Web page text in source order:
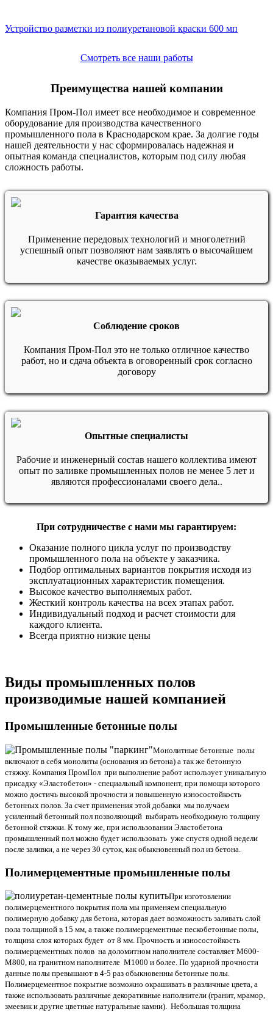
Устройство разметки из полиуретановой краски 600 мп
Смотреть все наши работы
Преимущества нашей компании
Компания Пром-Пол имеет все необходимое и современное
оборудование для производства качественного
промышленного пола в Краснодарском крае. За долгие годы
нашей деятельности у нас сформировалась надежная и
опытная команда специалистов, которым под силу любая
сложность работы.
Гарантия качества
Применение передовых технологий и многолетний
успешный опыт позволяют нам заявлять о высочайшем
качестве оказываемых услуг.
Соблюдение сроков
Компания Пром-Пол это не только отличное качество
работ, но и сдача объекта в оговоренный срок согласно
договору
Опытные специалисты
Рабочие и инженерный состав нашего коллектива имеют
опыт по заливке промышленных полов не менее 5 лет и
являются профессионалами своего дела..
При сотрудничестве с нами мы гарантируем:
Оказание полного цикла услуг по производству
промышленного пола на объекте у заказчика.
Подбор оптимальных вариантов покрытия исходя из
эксплуатационных характеристик помещения.
Высокое качество выполняемых работ.
Жесткий контроль качества на всех этапах работ.
Индивидуальный подход и расчет стоимости для
каждого клиента.
Всегда приятно низкие цены
Виды промышленных полов
производимые нашей компанией
Промышленные бетонные полы
Монолитные бетонные полы
включают в себя монолиты (основания из бетона) а так же бетонную
стяжку. Компания ПромПол при выполнение работ использует уникальную
присадку «Эластобетон» - специальный компонент, при помощи которого
можно достичь высокой прочности и повышенную износостойкость
бетонных полов. За счет применения этой добавки мы получаем
усиленный бетонный пол позволяющий выбирать необходимую толщину
бетонной стяжки. К тому же, при использовании Эластобетона
промышленный пол можно будет использовать уже спустя одной недели
после заливки, а не через 30 суток, как обыкновенный пол из бетона.
Полимерцементные промышленные полы
При изготовлении
полимерцементного покрытия пола мы применяем специальную
полимерную добавку для бетона, которая дает возможность заливать слой
пола толщиной в 15 мм, а также полимерцементные пескобетонные полы,
толщина слоя которых будет от 8 мм. Прочность и износостойкость
полимерцементных полов на доломитном наполнителе составляет М600-
М800, на гранитном наполнителе М1000 и более. По ударной прочности
данные полы превышают в 4-5 раз обыкновенны бетонные полы.
Полимерцементное покрытие возможно окрашивать в различные цвета, а
также использовать различные декоративные наполнители (гранит, мрамор,
змеевик и другие цветные натуральные камни). Небольшая толщина